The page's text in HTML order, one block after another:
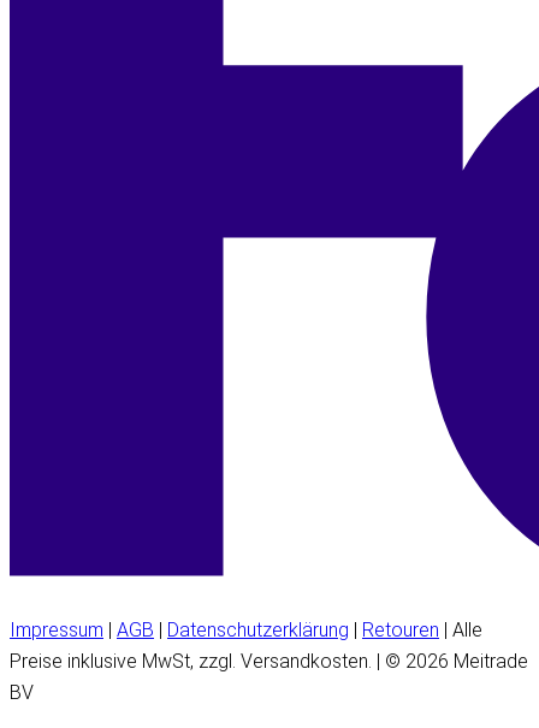
Impressum AGB Datenschutzerklärung Retouren | Alle
Preise inklusive MwSt, zzgl. Versandkosten. | © 2026 Meitrade
BV